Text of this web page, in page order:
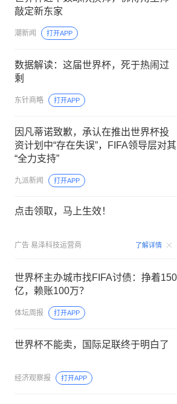
敲定新东家
潮新闻 打开APP
数据解读：这届世界杯，死于热闹过
剩
东针商略 打开APP
因凡蒂诺致歉，承认在推出世界杯投
资计划中“存在失误”，FIFA领导层对其
“全力支持”
九派新闻 打开APP
点击领取，马上生效！
广告 易泽科技运营商 了解详情
世界杯主办城市找FIFA讨债：挣着150
亿，赖账100万？
体坛周报 打开APP
世界杯不能卖，国际足联终于明白了
经济观察报 打开APP